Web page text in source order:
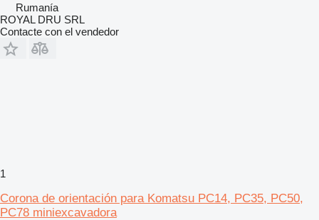
Rumanía
ROYAL DRU SRL
Contacte con el vendedor
1
Corona de orientación para Komatsu PC14, PC35, PC50,
PC78 miniexcavadora